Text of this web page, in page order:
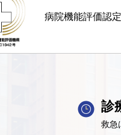
病院機能評価認
診
救急